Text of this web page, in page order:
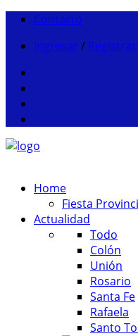
Contacto
Ingresar /
Home
Fiesta
Actualidad
Todo
Colón
Unión
Rosario
Santa Fe
Rafaela
Santo